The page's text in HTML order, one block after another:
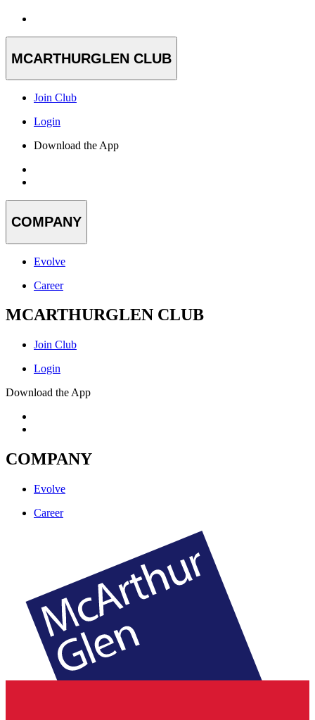
MCARTHURGLEN CLUB
Join Club
Login
Download the App
COMPANY
Evolve
Career
MCARTHURGLEN CLUB
Join Club
Login
Download the App
COMPANY
Evolve
Career